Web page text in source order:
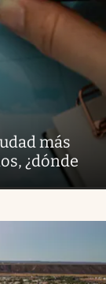
más
¿dónde